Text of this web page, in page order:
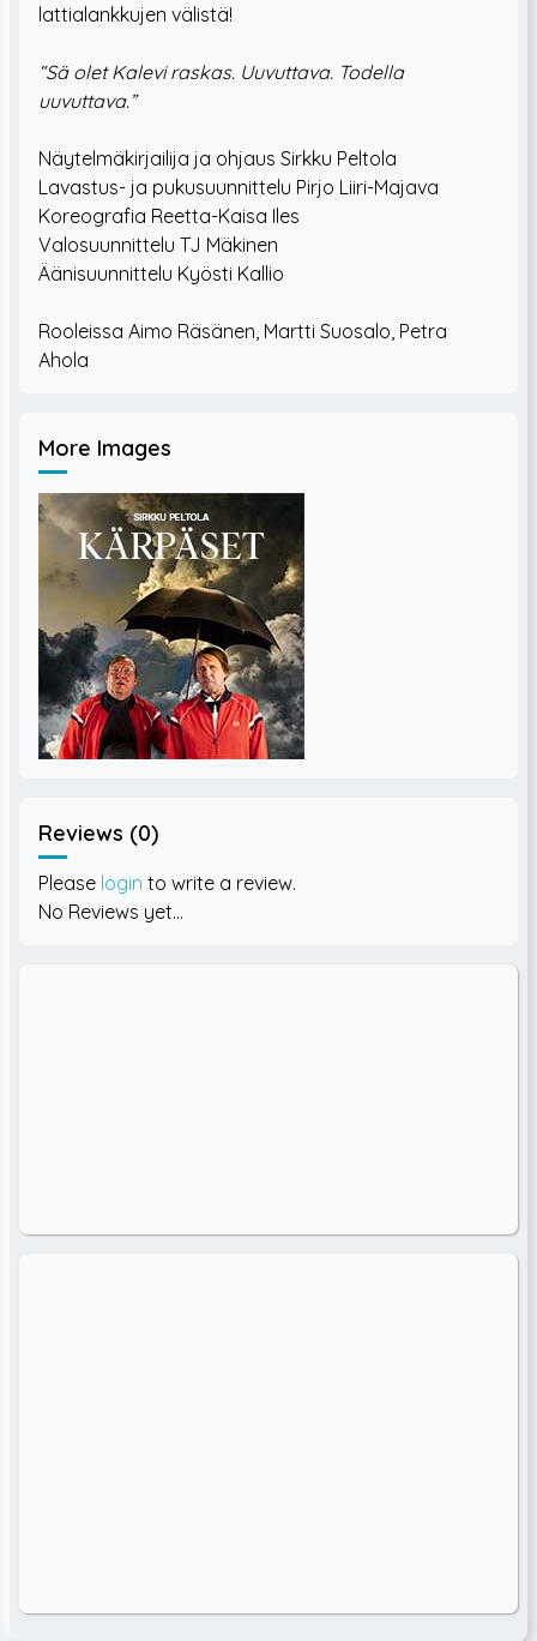
lattialankkujen välistä!
“Sä olet Kalevi raskas. Uuvuttava. Todella
uuvuttava.”
Näytelmäkirjailija ja ohjaus Sirkku Peltola
Lavastus- ja pukusuunnittelu Pirjo Liiri-Majava
Koreografia Reetta-Kaisa Iles
Valosuunnittelu TJ Mäkinen
Äänisuunnittelu Kyösti Kallio
Rooleissa Aimo Räsänen, Martti Suosalo, Petra
More Images
Reviews (0)
Please login to write a review.
No Reviews yet...